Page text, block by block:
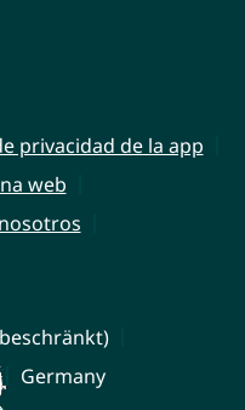
privacidad de la app
web
Germany